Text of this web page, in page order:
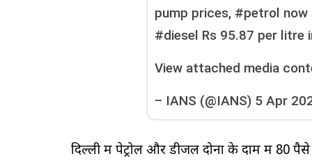
pump prices, #petrol
#diesel Rs 95.87 per litre
View attached media
– IANS (@IANS) 5 Apr
दिल्‍ली में पेट्रोल और डीजल दोनों के दामें में 80 पैसे